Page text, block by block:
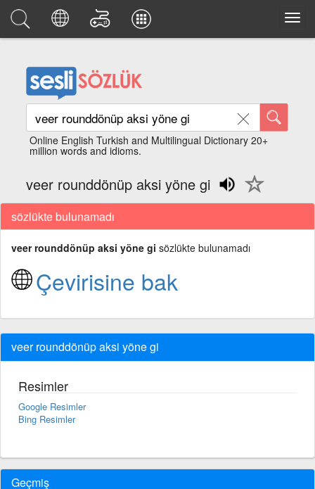
Online English Turkish and Multilingual Dictionary 20+
million words and idioms.
veer rounddönüp aksi yöne gi
sözlükte bulunamadı
veer rounddönüp aksi yöne gi sözlükte bulunamadı
Çevirisine bak
veer rounddönüp aksi yöne gi
Resimler
Google Resimler
Bing Resimler
Geçmiş